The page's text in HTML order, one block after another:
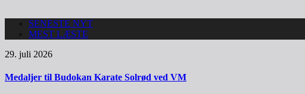
SENESTE NYT
MEST LÆSTE
29. juli 2026
Medaljer til Budokan Karate Solrød ved VM